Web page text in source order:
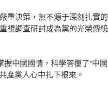
重決策，無不源于深刻扎實
視調查研討成為黨的光榮傳
中國國情，科學答覆了“中
產黨人心中扎下根來。